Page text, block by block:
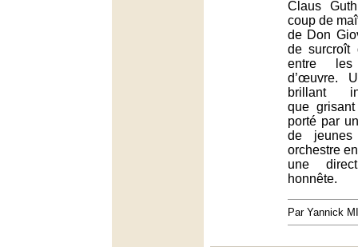
Claus
coup de
de Don
de surcroît
entre
d’œuvre.
brillant
que
porté par
de jeunes
orchestre
une
honnête.
Par Yannick